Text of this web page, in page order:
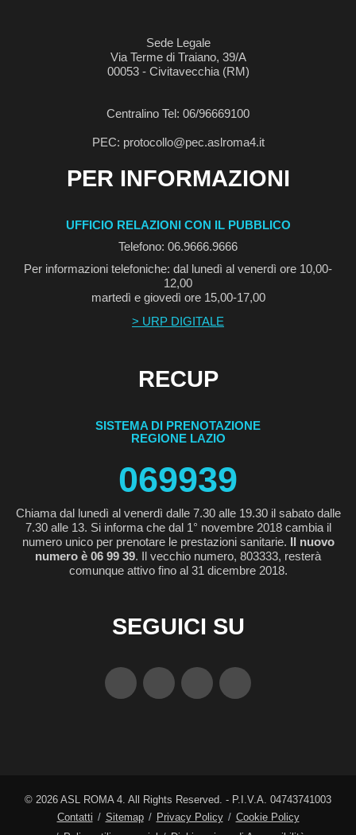
Sede Legale
Via Terme di Traiano, 39/A
00053 - Civitavecchia (RM)
Centralino Tel: 06/96669100
PEC: protocollo@pec.aslroma4.it
PER INFORMAZIONI
UFFICIO RELAZIONI CON IL PUBBLICO
Telefono: 06.9666.9666
Per informazioni telefoniche: dal lunedì al venerdì ore 10,00-
12,00
martedì e giovedì ore 15,00-17,00
> URP DIGITALE
RECUP
SISTEMA DI PRENOTAZIONE
REGIONE LAZIO
069939
Chiama dal lunedì al venerdì dalle 7.30 alle 19.30 il sabato dalle
7.30 alle 13. Si informa che dal 1° novembre 2018 cambia il
numero unico per prenotare le prestazioni sanitarie. Il nuovo
numero è 06 99 39. Il vecchio numero, 803333, resterà
comunque attivo fino al 31 dicembre 2018.
SEGUICI SU
© 2026 ASL ROMA 4. All Rights Reserved. - P.I.V.A. 04743741003
Contatti
Sitemap Privacy Policy
Cookie Policy